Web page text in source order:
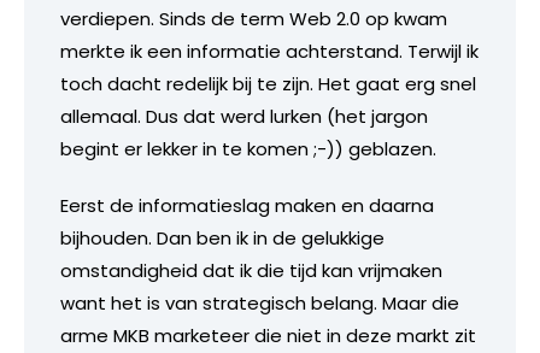
verdiepen. Sinds de term Web 2.0 op kwam
merkte ik een informatie achterstand. Terwijl ik
toch dacht redelijk bij te zijn. Het gaat erg snel
allemaal. Dus dat werd lurken (het jargon
begint er lekker in te komen ;-)) geblazen.
Eerst de informatieslag maken en daarna
bijhouden. Dan ben ik in de gelukkige
omstandigheid dat ik die tijd kan vrijmaken
want het is van strategisch belang. Maar die
arme MKB marketeer die niet in deze markt zit